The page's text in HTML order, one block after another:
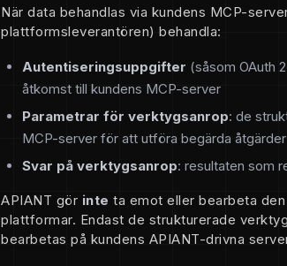
När data behandlas via kundens MCP-
plattformsleverantören) behandla:
Autentiseringsuppgifter (såsom OAuth
åtkomst till kundens MCP-server
Parametrar för verktygsanrop: de
MCP-server för att utföra begärda åtgärder
Svar på verktygsanrop: resultaten som
APIANT gör inte ta emot eller bearbeta
plattformar. Endast de strukturerade
bearbetas på kundens APIANT-drivna